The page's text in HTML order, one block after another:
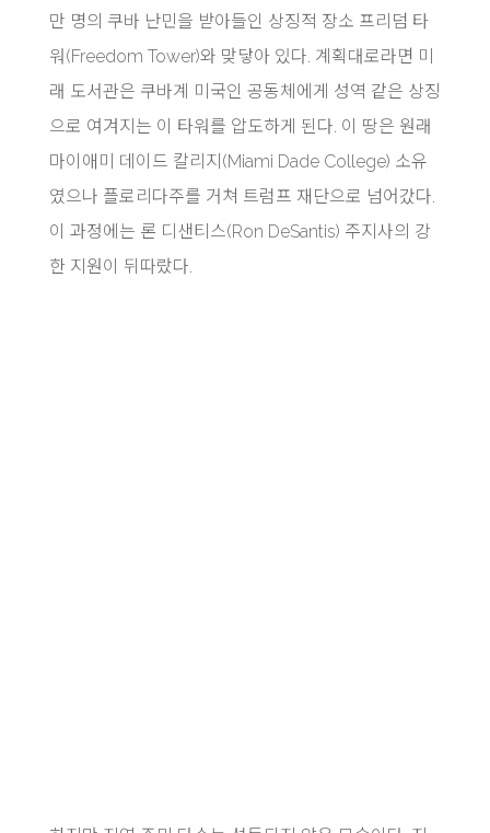
만 명의 쿠바 난민을 받아들인 상징적 장소 프리덤 타
워(Freedom Tower)와 맞닿아 있다. 계획대로라면 미
래 도서관은 쿠바계 미국인 공동체에게 성역 같은 상징
으로 여겨지는 이 타워를 압도하게 된다. 이 땅은 원래
마이애미 데이드 칼리지(Miami Dade College) 소유
였으나 플로리다주를 거쳐 트럼프 재단으로 넘어갔다.
이 과정에는 론 디샌티스(Ron DeSantis) 주지사의 강
한 지원이 뒤따랐다.